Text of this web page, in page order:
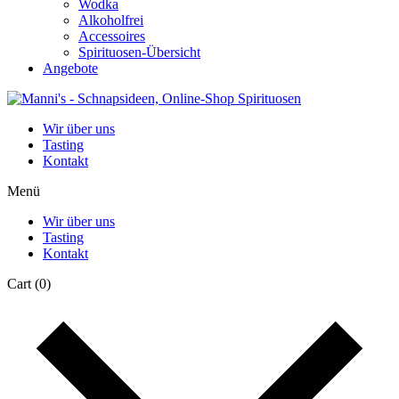
Wodka
Alkoholfrei
Accessoires
Spirituosen-Übersicht
Angebote
Wir über uns
Tasting
Kontakt
Menü
Wir über uns
Tasting
Kontakt
Cart (0)